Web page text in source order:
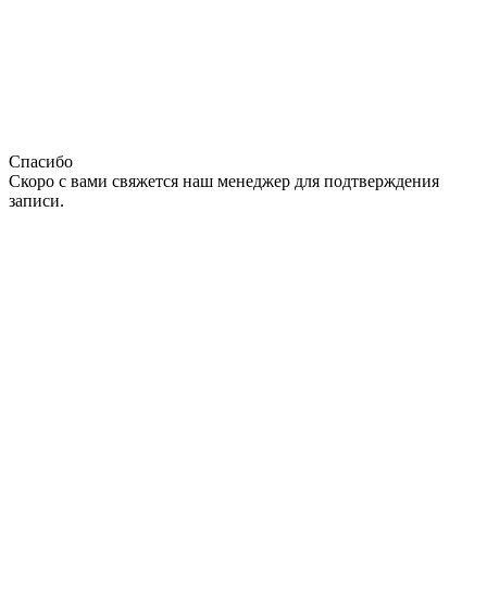
Спасибо
Скоро с вами свяжется наш менеджер для подтверждения
записи.